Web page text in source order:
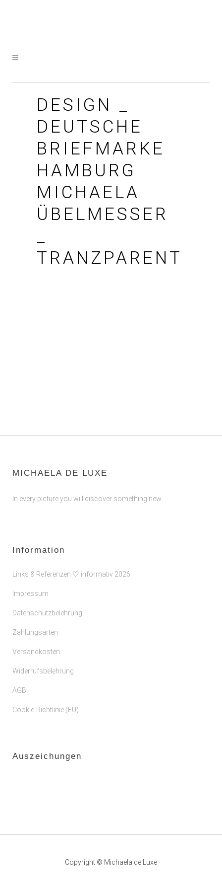
DESIGN _
DEUTSCHE
BRIEFMARKE
HAMBURG
MICHAELA
ÜBELMESSER
TRANZPARENT
MICHAELA DE LUXE
In every picture you will discover something new.
Information
Links & Referenzen 🤍 informativ 2026
Impressum
Datenschutzbelehrung
Zahlungsarten
Versandkosten
Widerrufsbelehrung
AGB
Cookie-Richtlinie (EU)
Auszeichungen
Copyright © Michaela de Luxe